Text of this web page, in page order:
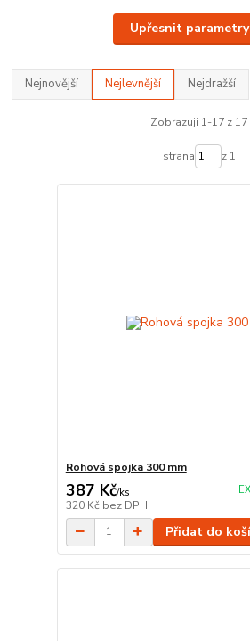
Upřesnit parametry
Nejnovější Nejlevnější Nejdražší
Zobrazuji 1-17 z 17
strana z 1
Rohová spojka 300 mm
387 Kč/ks
320 Kč bez DPH
Přidat do